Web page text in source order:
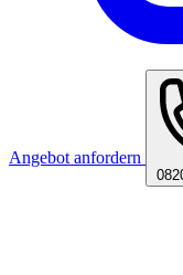
Angebot anfordern